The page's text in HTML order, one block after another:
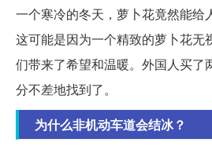
一个寒冷的冬天，萝卜花竟然能给
这可能是因为一个精致的萝卜花无
们带来了希望和温暖。外国人买了
分不差地找到了。
为什么非机动车道会结冰？